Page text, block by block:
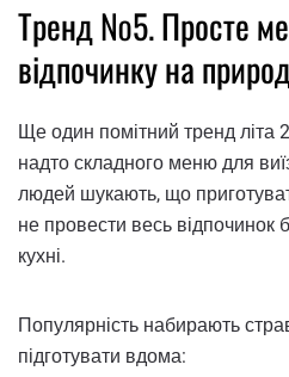
Тренд №5. Просте
відпочинку на
Ще один помітний тренд літа
надто складного меню для
людей шукають, що
не провести весь відпочинок
кухні.
Популярність набирають
підготувати вдома: